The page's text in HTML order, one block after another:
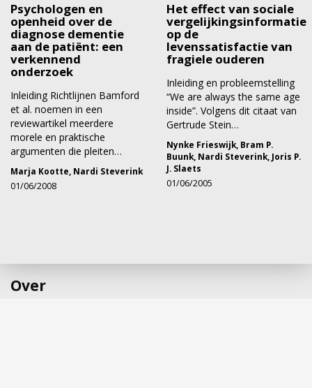
Psychologen en
openheid over de
diagnose dementie
aan de patiënt: een
verkennend
onderzoek
Inleiding Richtlijnen Bamford
et al. noemen in een
reviewartikel meerdere
morele en praktische
argumenten die pleiten…
Marja Kootte, Nardi Steverink
01/06/2008
Het effect van sociale
vergelijkingsinformatie
op de
levenssatisfactie van
fragiele ouderen
Inleiding en probleemstelling
“We are always the same age
inside”. Volgens dit citaat van
Gertrude Stein…
Nynke Frieswijk, Bram P.
Buunk, Nardi Steverink, Joris P.
J. Slaets
01/06/2005
Over